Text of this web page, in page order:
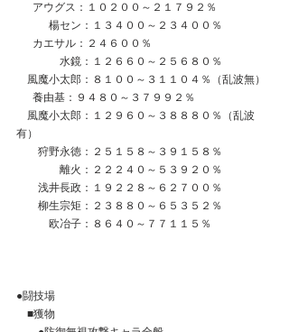
  　アウグス：１０２００～２１７９２％
楊セン：１３４００～２３４００％
カエサル：２４６００％
水鏡：１２６６０～２５６８０％
風魔小太郎：８１００～３１１０４％（乱波無）
      養由基：９４８０～３７９９２％
風魔小太郎：１２９６０～３８８８０％（乱波
有）
狩野永徳：２５１５８～３９１５８％
離火：２２２４０～５３９２０％
浅井長政：１９２２８～６２７００％
柳生宗矩：２３８８０～６５３５２％
欧冶子：８６４０～７７１１５％
●闘技場
■獲物